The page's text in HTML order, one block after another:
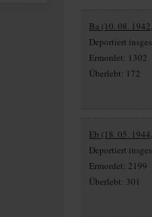
Ba (10. 08.
Deportiert
Ermordet: 1302
Überlebt: 172
Eb (18. 05.
Deportiert
Ermordet: 2199
Überlebt: 301